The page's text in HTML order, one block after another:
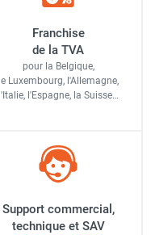
Franchise
de la TVA
pour la Belgique,
le Luxembourg, l'Allemagne,
l'Italie, l'Espagne, la Suisse…
Support commercial,
technique et SAV